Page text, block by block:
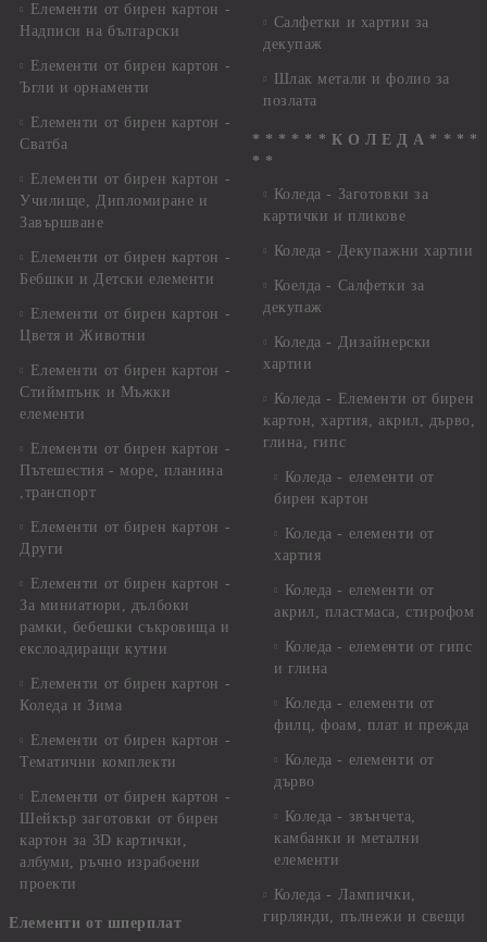
Елементи от бирен картон -
Надписи на български
Елементи от бирен картон -
Ъгли и орнаменти
Елементи от бирен картон -
Сватба
Елементи от бирен картон -
Училище, Дипломиране и
Завършване
Елементи от бирен картон -
Бебшки и Детски елементи
Елементи от бирен картон -
Цветя и Животни
Елементи от бирен картон -
Стиймпънк и Мъжки
елементи
Елементи от бирен картон -
Пътешестия - море, планина
,транспорт
Елементи от бирен картон -
Други
Елементи от бирен картон -
За миниатюри, дълбоки
рамки, бебешки съкровища и
екслоадиращи кутии
Елементи от бирен картон -
Коледа и Зима
Елементи от бирен картон -
Тематични комплекти
Елементи от бирен картон -
Шейкър заготовки от бирен
картон за 3D картички,
албуми, ръчно израбоени
проекти
Елементи от шперплат
Салфетки и хартии за
декупаж
Шлак метали и фолио за
позлата
* * * * * * К О Л Е Д А * * * *
* *
Коледа - Заготовки за
картички и пликове
Коледа - Декупажни хартии
Коелда - Салфетки за
декупаж
Коледа - Дизайнерски
хартии
Коледа - Eлементи от бирен
картон, хартия, акрил, дърво,
глина, гипс
Коледа - елементи от
бирен картон
Коледа - елементи от
хартия
Коледа - елементи от
акрил, пластмаса, стирофом
Коледа - елементи от гипс
и глина
Коледа - елементи от
филц, фоам, плат и прежда
Коледа - елементи от
дърво
Коледа - звънчета,
камбанки и метални
елементи
Коледа - Лампички,
гирлянди, пълнежи и свещи